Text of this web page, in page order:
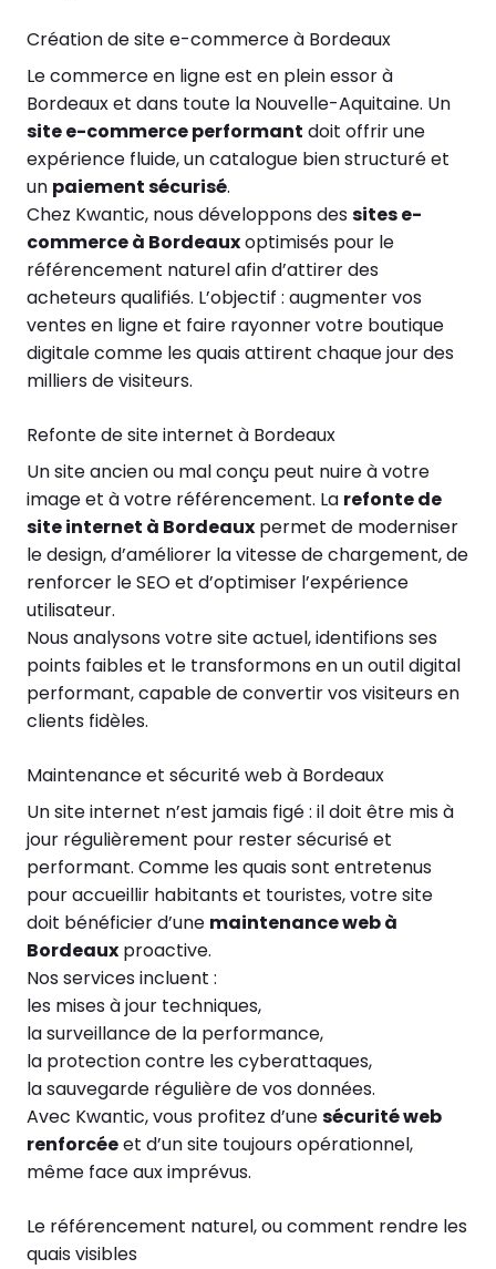
Création de site e-commerce à Bordeaux
Le commerce en ligne est en plein essor à
Bordeaux et dans toute la Nouvelle-Aquitaine. Un
site e-commerce performant doit offrir une
expérience fluide, un catalogue bien structuré et
un paiement sécurisé.
Chez Kwantic, nous développons dessites e-
commerce à Bordeauxoptimisés pour le
référencement naturel afin d’attirer des
acheteurs qualifiés. L’objectif : augmenter vos
ventes en ligne et faire rayonner votre boutique
digitale comme les quais attirent chaque jour des
milliers de visiteurs.
Refonte de site internet à Bordeaux
Un site ancien ou mal conçu peut nuire à votre
image et à votre référencement. La refonte de
site internet à Bordeaux permet de moderniser
le design, d’améliorer la vitesse de chargement, de
renforcer le SEO et d’optimiser l’expérience
utilisateur.
Nous analysons votre site actuel, identifions ses
points faibles et le transformons en un outil digital
performant, capable de convertir vos visiteurs en
clients fidèles.
Maintenance et sécurité web à Bordeaux
Un site internet n’est jamais figé : il doit être mis à
jour régulièrement pour rester sécurisé et
performant. Comme les quais sont entretenus
pour accueillir habitants et touristes, votre site
doit bénéficier d’une maintenance web à
Bordeaux proactive.
Nos services incluent :
les mises à jour techniques,
la surveillance de la performance,
la protection contre les cyberattaques,
la sauvegarde régulière de vos données.
Avec Kwantic, vous profitez d’unesécurité web
renforcéeet d’un site toujours opérationnel,
même face aux imprévus.
Le référencement naturel, ou comment rendre les
quais visibles